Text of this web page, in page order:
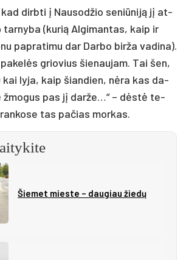
dirb­ti į Nau­so­džio se­niū­ni­ją jį at­
tar­ny­ba (ku­rią Al­gi­man­tas, kaip ir
pa­pra­ti­mu dar Dar­bo bir­ža va­di­na).
grio­vius šie­nau­jam. Tai šen,
kai ly­ja, kaip šian­dien, nė­ra kas da­
žmo­gus pas jį dar­že…“ – dės­tė te­
tas pa­čias mor­kas.
Šie­met mies­te – dau­giau žie­dų